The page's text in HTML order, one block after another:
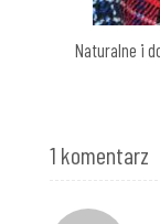
Naturalne i
1 komentarz